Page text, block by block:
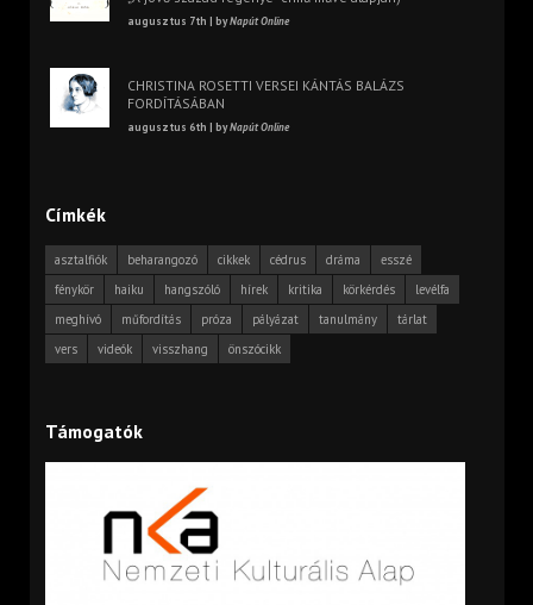
augusztus 7th | byNapút Online
CHRISTINA ROSETTI VERSEI KÁNTÁS BALÁZS
FORDÍTÁSÁBAN
augusztus 6th | byNapút Online
Címkék
asztalfiók beharangozó cikkek cédrus dráma
esszé
fénykör
haiku hangszóló hírek kritika körkérdés
levélfa
meghívó
műfordítás próza pályázat tanulmány
tárlat
vers
videók visszhang önszócikk
Támogatók